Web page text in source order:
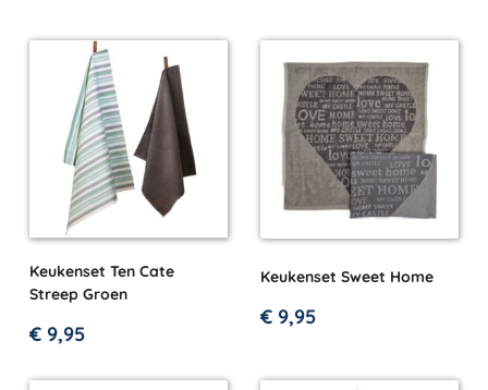
Keukenset Ten Cate
Streep Groen
€ 9,95
Keukenset Sweet Home
€ 9,95